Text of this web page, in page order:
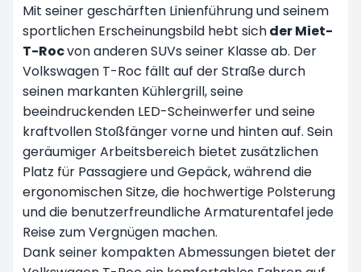
Mit seiner geschärften Linienführung und seinem
sportlichen Erscheinungsbild hebt sichder Miet-
T-Rocvon anderen SUVs seiner Klasse ab. Der
Volkswagen T-Roc fällt auf der Straße durch
seinen markanten Kühlergrill, seine
beeindruckenden LED-Scheinwerfer und seine
kraftvollen Stoßfänger vorne und hinten auf. Sein
geräumiger Arbeitsbereich bietet zusätzlichen
Platz für Passagiere und Gepäck, während die
ergonomischen Sitze, die hochwertige Polsterung
und die benutzerfreundliche Armaturentafel jede
Reise zum Vergnügen machen.
Dank seiner kompakten Abmessungen bietet der